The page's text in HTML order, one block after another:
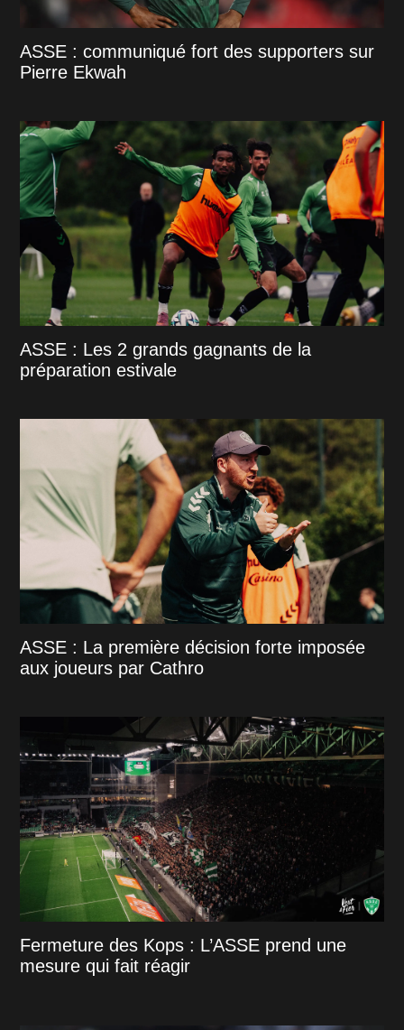
ASSE : communiqué fort des supporters sur
Pierre Ekwah
ASSE : Les 2 grands gagnants de la
préparation estivale
ASSE : La première décision forte imposée
aux joueurs par Cathro
Fermeture des Kops : L’ASSE prend une
mesure qui fait réagir